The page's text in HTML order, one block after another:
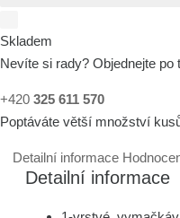
Skladem
Nevíte si rady? Objednejte po
+420 325 611 570
Poptáváte větší množství
Detailní informace
Detailní informace